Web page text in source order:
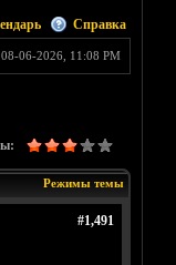
Справка
08-06-2026, 11:08 PM
Режимы темы
#1,491